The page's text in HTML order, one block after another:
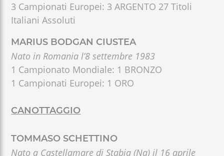
3 Campionati Europei: 3 ARGENTO 27 Titoli
Italiani Assoluti
MARIUS BODGAN CIUSTEA
Nato in Romania l’8 settembre 1983
1 Campionato Mondiale: 1 BRONZO
1 Campionati Europei: 1 ORO
CANOTTAGGIO
TOMMASO SCHETTINO
Nato a Castellamare di Stabia (Na) il 16 aprile